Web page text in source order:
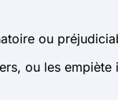
ou
ou les